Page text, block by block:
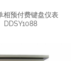
相预付费键盘仪表
DDSY1088